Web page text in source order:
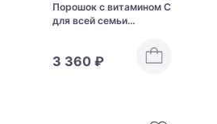
Порошок с витамином С
для всей семьи
KOHYOH KIDS Acerola
Power + Elderberry
3 360 ₽